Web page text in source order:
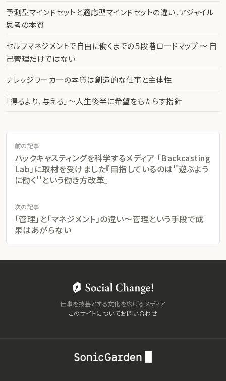
予測型マインドセットと適応型マインドセットの違い、アジャイル
思考の本質
セルフマネジメントで自由に働くまでの５段階ロードマップ 〜 自
己管理だけではない
ナレッジワーカーの本質は創造的な仕事と主体性
「得るより、与える」〜人生後半に希望をもたらす指針
前の記事
バックキャスティングを科学するメディア 「Backcasting
Lab」に取材を受けました『目指しているのは''遊ぶよう
に働く''という働き方改革』
次の記事
「管理」と「マネジメント」の違い〜管理という手段で成
果はあがらない
仕事を技芸とする文化を広げるメディア
このサイトについてお問い合わせ